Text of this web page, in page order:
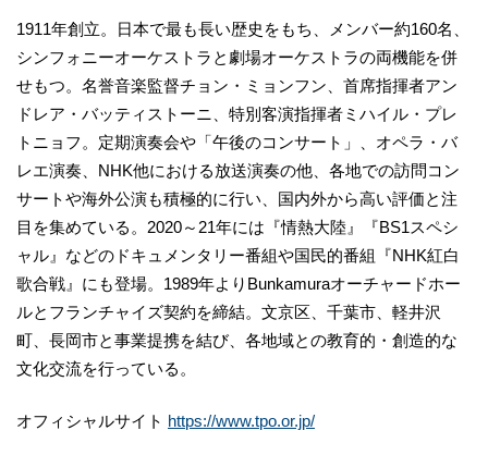
1911年創立。日本で最も長い歴史をもち、メンバー約160名、
シンフォニーオーケストラと劇場オーケストラの両機能を併
せもつ。名誉音楽監督チョン・ミョンフン、首席指揮者アン
ドレア・バッティストーニ、特別客演指揮者ミハイル・プレ
トニョフ。定期演奏会や「午後のコンサート」、オペラ・バ
レエ演奏、NHK他における放送演奏の他、各地での訪問コン
サートや海外公演も積極的に行い、国内外から高い評価と注
目を集めている。2020～21年には『情熱大陸』『BS1スペシ
ャル』などのドキュメンタリー番組や国民的番組『NHK紅白
歌合戦』にも登場。1989年よりBunkamuraオーチャードホー
ルとフランチャイズ契約を締結。文京区、千葉市、軽井沢
町、長岡市と事業提携を結び、各地域との教育的・創造的な
文化交流を行っている。
オフィシャルサイト https://www.tpo.or.jp/